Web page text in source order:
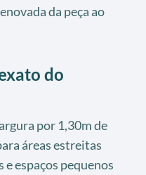
da peça ao
do
por 1,30m de
áreas estreitas
espaços pequenos